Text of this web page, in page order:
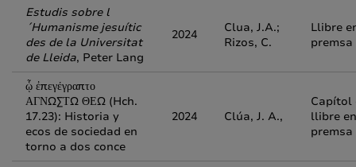
Estudis sobre l
´Humanisme jesuític
des de la Universitat
de Lleida, Peter Lang
2024
Clua, J.A.;
Rizos, C.
Llibre
premsa
ᾧ ἐπεγέγραπτο
ΑΓΝΩΣΤΩ ΘΕΩ (Hch.
17.23): Historia y
ecos de sociedad en
torno a dos conce
2024 Clúa, J. A.,
Capítol
llibre en
premsa